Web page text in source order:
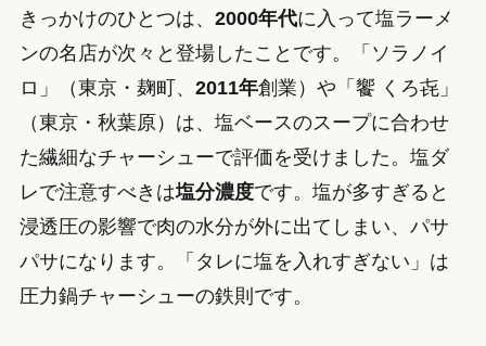
きっかけのひとつは、 2000年代に入って塩ラーメ
ンの名店が次々と登場したことです。「ソラノイ
ロ」（東京・麹町、 2011年創業）や「饗 くろ㐂」
（東京・秋葉原）は、塩ベースのスープに合わせ
た繊細なチャーシューで評価を受けました。塩ダ
レで注意すべきは塩分濃度です。塩が多すぎると
浸透圧の影響で肉の水分が外に出てしまい、パサ
パサになります。「タレに塩を入れすぎない」は
圧力鍋チャーシューの鉄則です。